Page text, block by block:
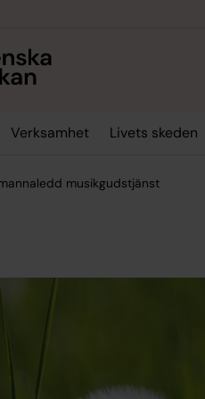
Verksamhet Livets skeden
musikgudstjänst